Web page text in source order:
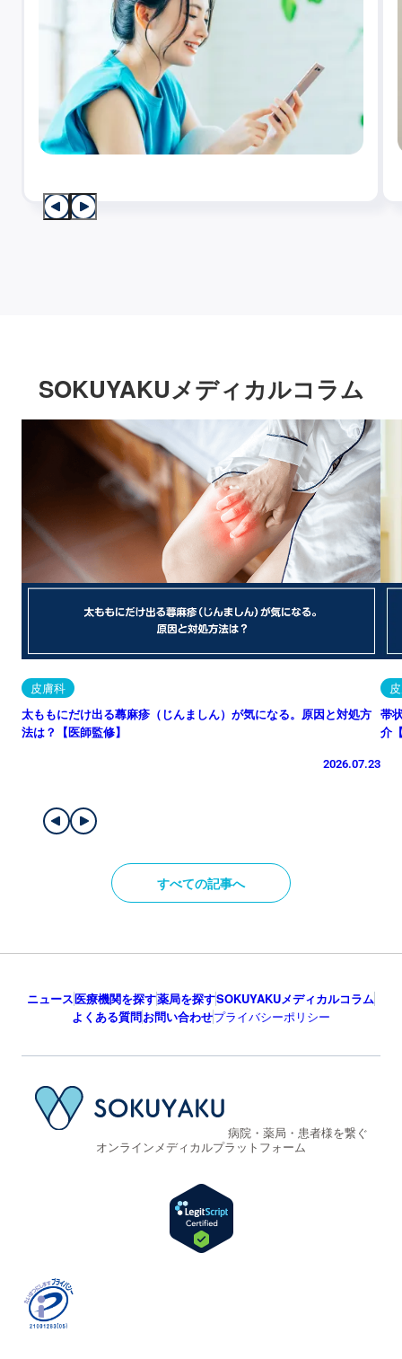
SOKUYAKUメディカルコラム
皮膚科
太ももにだけ出る蕁麻疹（じんましん）が気になる。原因と対処方
法は？【医師監修】
2026.07.23
帯
介
すべての記事へ
ニュース医療機関を探す薬局を探すSOKUYAKUメディカルコラム
よくある質問お問い合わせプライバシーポリシー
病院・薬局・患者様を繋ぐ
オンラインメディカルプラットフォーム